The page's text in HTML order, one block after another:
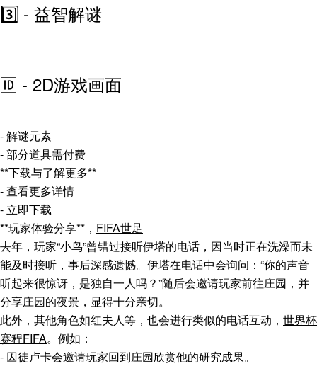
3️⃣ - 益智解谜
🆔 - 2D游戏画面
- 解谜元素
- 部分道具需付费
**下载与了解更多**
- 查看更多详情
- 立即下载
**玩家体验分享**， FIFA世足
去年，玩家“小鸟”曾错过接听伊塔的电话，因当时正在洗澡而未
能及时接听，事后深感遗憾。伊塔在电话中会询问：“你的声音
听起来很惊讶，是独自一人吗？”随后会邀请玩家前往庄园，并
分享庄园的夜景，显得十分亲切。
此外，其他角色如红夫人等，也会进行类似的电话互动， 世界杯
赛程FIFA。例如：
- 囚徒卢卡会邀请玩家回到庄园欣赏他的研究成果。